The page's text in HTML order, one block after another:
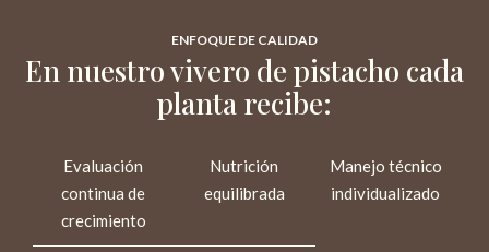
ENFOQUE DE CALIDAD
En nuestro vivero de pistacho cada
planta recibe:
Evaluación
continua de
crecimiento
Nutrición
equilibrada
Manejo técnico
individualizado